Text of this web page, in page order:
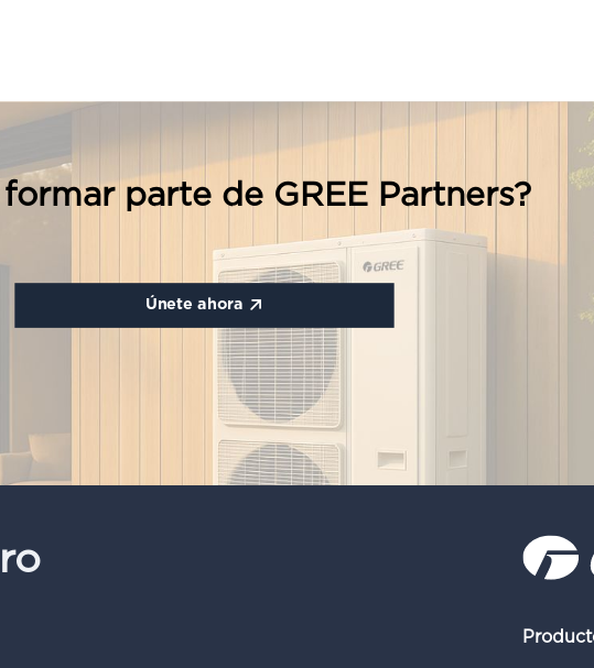
Únete ahora
parte de GREE Partners?